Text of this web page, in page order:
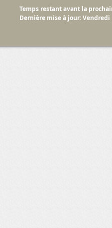
Temps restant avant la
Dernière mise à jour: Vendredi